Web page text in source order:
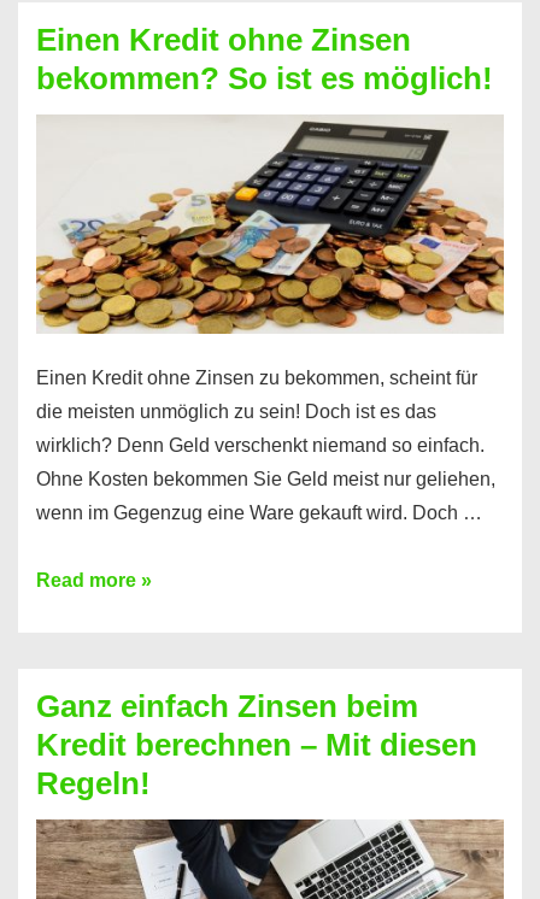
Festvertrag
für
jeden
erfahren
Sie
es
Einen Kredit ohne Zinsen
bekommen? So ist es möglich!
Einen Kredit ohne Zinsen zu bekommen, scheint für
die meisten unmöglich zu sein! Doch ist es das
wirklich? Denn Geld verschenkt niemand so einfach.
Ohne Kosten bekommen Sie Geld meist nur geliehen,
wenn im Gegenzug eine Ware gekauft wird. Doch …
Einen
bekommen?
So
ist
es
möglich!
Read more »
Ganz einfach Zinsen beim
Kredit berechnen – Mit diesen
Regeln!